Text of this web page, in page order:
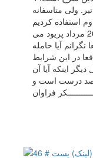
فروردین - 8 اردیبهشت - 3 خرداد - 1 تیر - 29 تیر. ولی متاسفانه
استفاده کردیم
ولی زود کاندوم از جاش تکون خورد. من باید 26 مرداد پریود می
واقعا نگرانم آیا حامله
در این شرایط
اینکه آیا آن
درست است و
فراوان